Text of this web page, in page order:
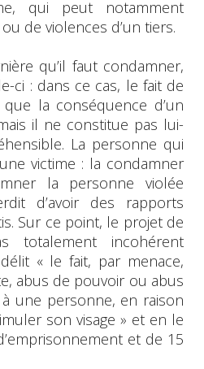
qui peut notamment
de violences d’un tiers.
qu’il faut condamner,
ci : dans ce cas, le fait de
la conséquence d’un
il ne constitue pas lui-
La personne qui
victime : la condamner
la personne violée
d’avoir des rapports
Sur ce point, le projet de
totalement incohérent
« le fait, par menace,
abus de pouvoir ou abus
à une personne, en raison
son visage » et en le
et de 15